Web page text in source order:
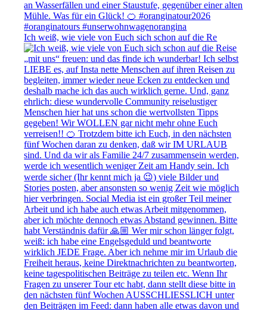
Ich weiß, wie viele von Euch sich schon auf die Re